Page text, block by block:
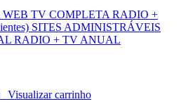
WEB TV COMPLETARADIO +
SITES ADMINISTRÁVEIS
RADIO + TV ANUAL
Visualizar carrinho